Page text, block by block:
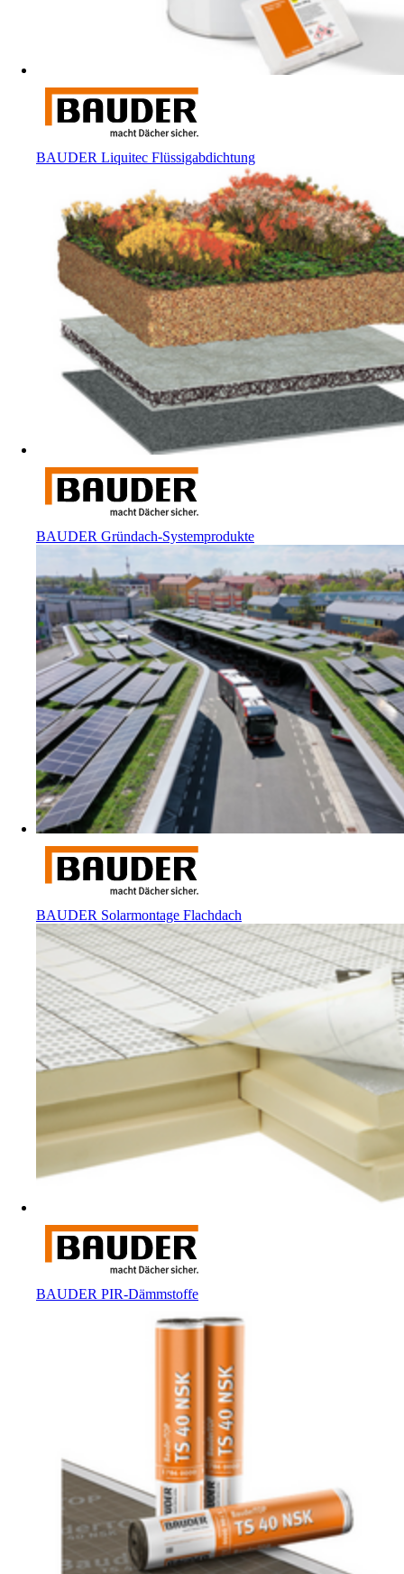
BAUDER Liquitec Flüssigabdichtung
BAUDER Gründach-Systemprodukte
BAUDER Solarmontage Flachdach
BAUDER PIR-Dämmstoffe